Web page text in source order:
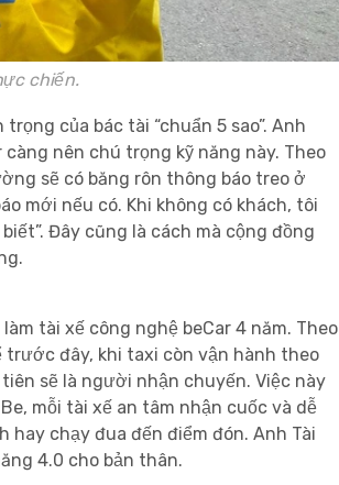
của bác tài “chuẩn 5 sao”. Anh
càng nên chú trọng kỹ năng này. Theo
sẽ có băng rôn thông báo treo ở
mới nếu có. Khi không có khách, tôi
Đây cũng là cách mà cộng đồng
tài xế công nghệ beCar 4 năm. Theo
trước đây, khi taxi còn vận hành theo
sẽ là người nhận chuyến. Việc này
mỗi tài xế an tâm nhận cuốc và dễ
hay chạy đua đến điểm đón. Anh Tài
4.0 cho bản thân.